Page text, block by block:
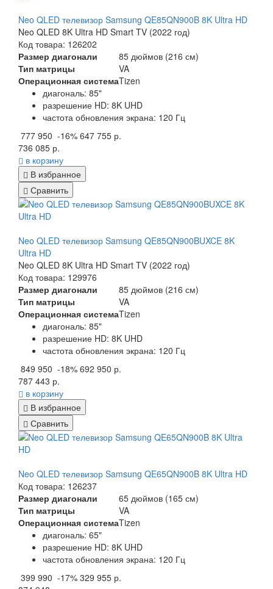
Neo QLED телевизор Samsung QE85QN900B 8K Ultra HD
Neo QLED 8K Ultra HD Smart TV (2022 год)
Код товара: 126202
Размер диагонали
85 дюймов (216 см)
Тип матрицы
VA
Операционная системаTizen
диагональ: 85"
разрешение HD: 8K UHD
частота обновления экрана: 120 Гц
777 950 -16% 647 755 р.
736 085 р.
в корзину
В избранное
Сравнить
Neo QLED телевизор Samsung QE85QN900BUXCE 8K
Ultra HD
Neo QLED 8K Ultra HD Smart TV (2022 год)
Код товара: 129976
Размер диагонали
85 дюймов (216 см)
Тип матрицы
VA
Операционная системаTizen
диагональ: 85"
разрешение HD: 8K UHD
частота обновления экрана: 120 Гц
849 950 -18% 692 950 р.
787 443 р.
в корзину
В избранное
Сравнить
Neo QLED телевизор Samsung QE65QN900B 8K Ultra HD
Код товара: 126237
Размер диагонали
65 дюймов (165 см)
Тип матрицы
VA
Операционная системаTizen
диагональ: 65"
разрешение HD: 8K UHD
частота обновления экрана: 120 Гц
399 990 -17% 329 955 р.